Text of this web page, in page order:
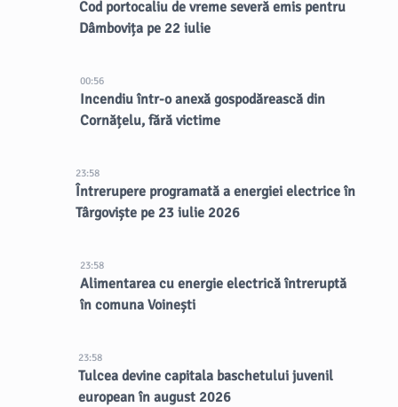
Cod portocaliu de vreme severă emis pentru
Dâmbovița pe 22 iulie
00:56
Incendiu într-o anexă gospodărească din
Cornățelu, fără victime
23:58
Întrerupere programată a energiei electrice în
Târgoviște pe 23 iulie 2026
23:58
Alimentarea cu energie electrică întreruptă
în comuna Voinești
23:58
Tulcea devine capitala baschetului juvenil
european în august 2026